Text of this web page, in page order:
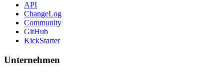
API
ChangeLog
Community
GitHub
KickStarter
Unternehmen